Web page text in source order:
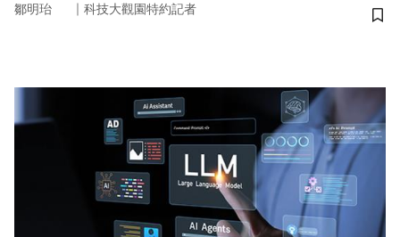
鄒明珆 ｜ 科技大觀園特約記者
儲